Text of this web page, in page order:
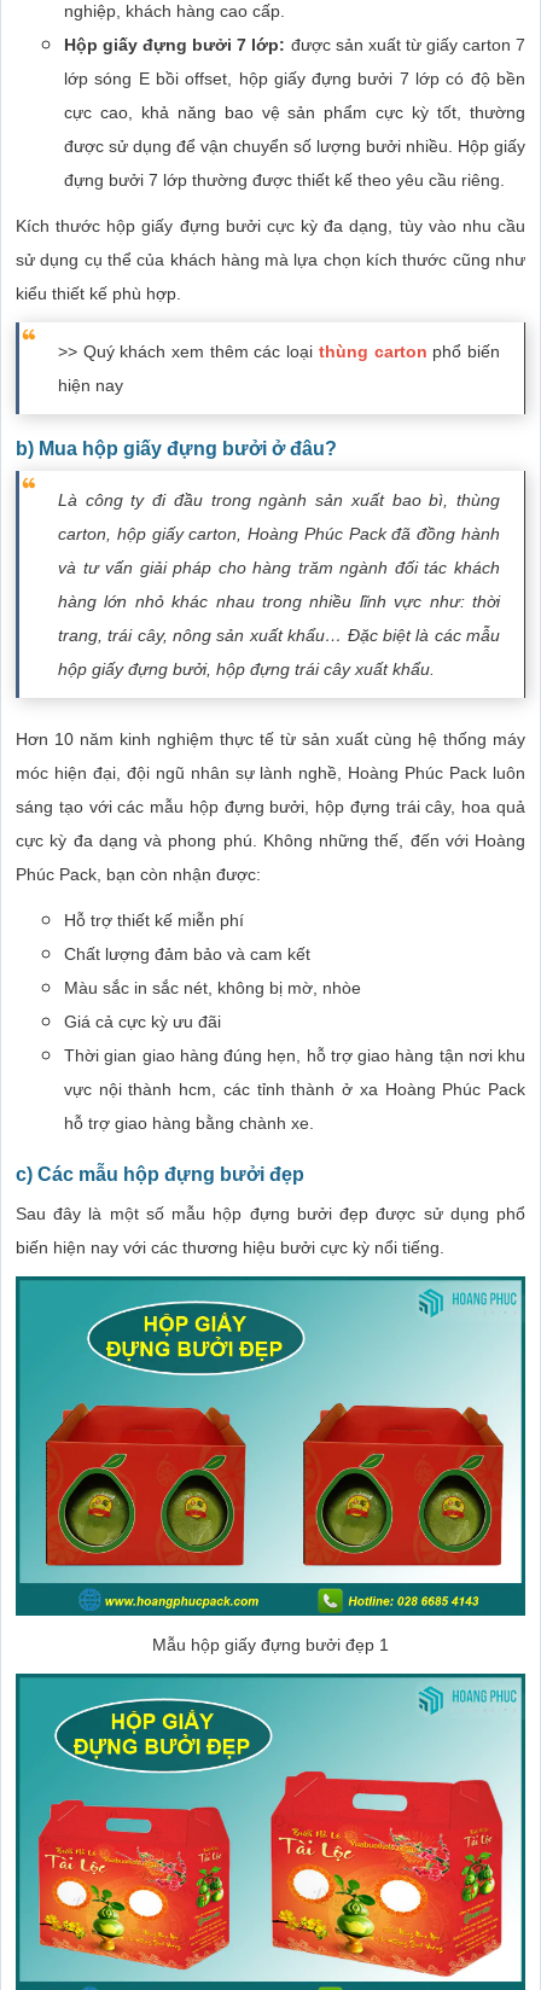
nghiệp, khách hàng cao cấp.
Hộp giấy đựng bưởi 7 lớp: được sản xuất từ giấy carton 7
lớp sóng E bồi offset, hộp giấy đựng bưởi 7 lớp có độ bền
cực cao, khả năng bao vệ sản phẩm cực kỳ tốt, thường
được sử dụng để vận chuyển số lượng bưởi nhiều. Hộp giấy
đựng bưởi 7 lớp thường được thiết kế theo yêu cầu riêng.
Kích thước hộp giấy đựng bưởi cực kỳ đa dạng, tùy vào nhu cầu
sử dụng cụ thể của khách hàng mà lựa chọn kích thước cũng như
kiểu thiết kế phù hợp.
>> Quý khách xem thêm các loại thùng carton phổ biến
hiện nay
b) Mua hộp giấy đựng bưởi ở đâu?
Là công ty đi đầu trong ngành sản xuất bao bì, thùng
carton, hộp giấy carton, Hoàng Phúc Pack đã đồng hành
và tư vấn giải pháp cho hàng trăm ngành đối tác khách
hàng lớn nhỏ khác nhau trong nhiều lĩnh vực như: thời
trang, trái cây, nông sản xuất khẩu… Đặc biệt là các mẫu
hộp giấy đựng bưởi, hộp đựng trái cây xuất khẩu.
Hơn 10 năm kinh nghiệm thực tế từ sản xuất cùng hệ thống máy
móc hiện đại, đội ngũ nhân sự lành nghề, Hoàng Phúc Pack luôn
sáng tạo với các mẫu hộp đựng bưởi, hộp đựng trái cây, hoa quả
cực kỳ đa dạng và phong phú. Không những thế, đến với Hoàng
Phúc Pack, bạn còn nhận được:
Hỗ trợ thiết kế miễn phí
Chất lượng đảm bảo và cam kết
Màu sắc in sắc nét, không bị mờ, nhòe
Giá cả cực kỳ ưu đãi
Thời gian giao hàng đúng hẹn, hỗ trợ giao hàng tận nơi khu
vực nội thành hcm, các tỉnh thành ở xa Hoàng Phúc Pack
hỗ trợ giao hàng bằng chành xe.
c) Các mẫu hộp đựng bưởi đẹp
Sau đây là một số mẫu hộp đựng bưởi đẹp được sử dụng phổ
biến hiện nay với các thương hiệu bưởi cực kỳ nổi tiếng.
Mẫu hộp giấy đựng bưởi đẹp 1